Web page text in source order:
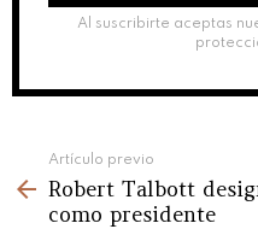
Al suscribirte aceptas
more
Artículo previo
Robert Talbott
como presidente